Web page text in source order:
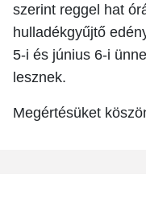
szerint reggel hat
hulladékgyűjtő
5-i és június 6-i
lesznek.
Megértésüket